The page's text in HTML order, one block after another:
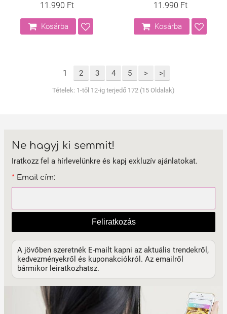
11.990 Ft
Kosárba
11.990 Ft
Kosárba
1 2 3 4 5 > >|
Tételek: 1-től 12-ig terjedő 172 (15 Oldalak)
Ne hagyj ki semmit!
Iratkozz fel a hírlevelünkre és kapj exkluzív ajánlatokat.
* Email cím:
Feliratkozás
A jövőben szeretnék E-mailt kapni az aktuális trendekről,
kedvezményekről és kuponakciókról. Az emailről
bármikor leiratkozhatsz.